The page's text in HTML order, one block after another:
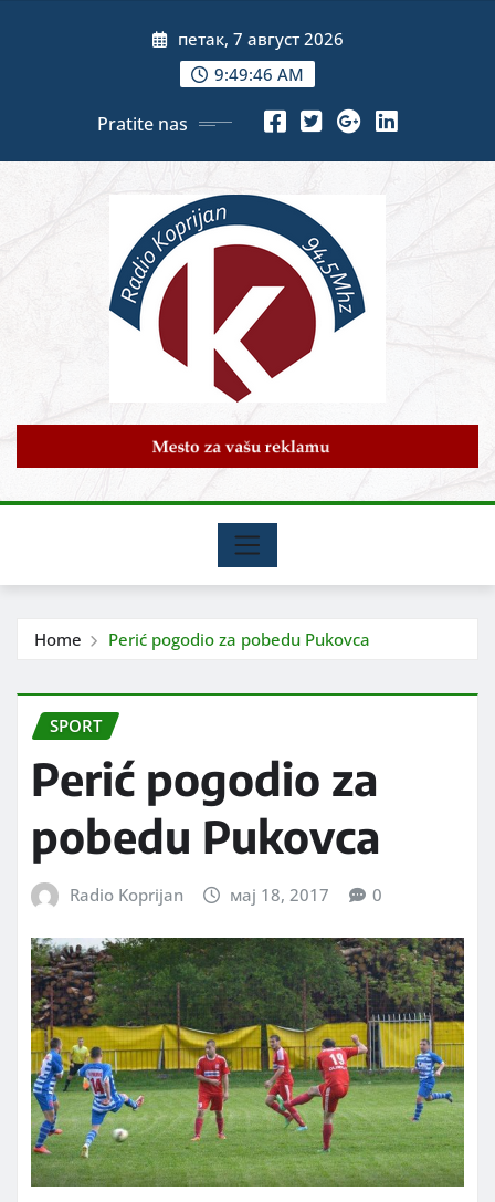
петак, 7 август 2026
9:49:47 AM
Pratite nas
Home Perić pogodio za pobedu Pukovca
SPORT
Perić pogodio za
pobedu Pukovca
Radio Koprijan мај 18, 2017 0